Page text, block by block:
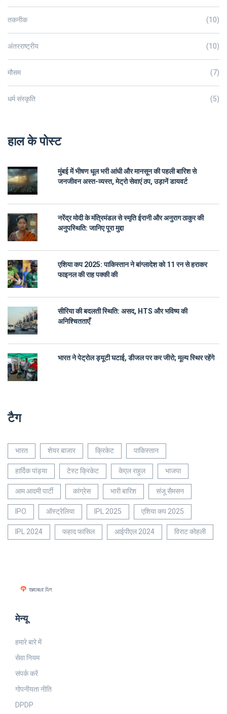
तकनीक (10)
अंतरराष्ट्रीय (10)
मौसम (7)
धर्म संस्कृति (5)
हाल के पोस्ट
मुंबई में भीषण धूल भरी आंधी और मानसून की पहली बारिश से
जनजीवन अस्त-व्यस्त, मेट्रो सेवाएं ठप, उड़ानें डायवर्ट
नरेंद्र मोदी के मंत्रिमंडल से स्मृति ईरानी और अनुराग ठाकुर की
अनुपस्थिति: जानिए पूरा मुद्दा
एशिया कप 2025: पाकिस्तान ने बांग्लादेश को 11 रन से हराकर
फाइनल की राह पक्की की
सीरिया की बदलती स्थिति: असद, HTS और भविष्य की
अनिश्चितताएँ
भारत ने पेट्रोल ड्यूटी घटाई, डीजल पर कर जीरो; मूल्य स्थिर रहेंगे
टैग
भारत शेयर बाजार क्रिकेट
पाकिस्तान
हार्दिक पांड्या
टेस्ट क्रिकेट केएल राहुल
भाजपा
आम आदमी पार्टी
कांग्रेस भारी बारिश
संजू सैमसन
IPO
ऑस्ट्रेलिया IPL 2025
एशिया कप 2025
IPL 2024
फहाद फासिल आईपीएल 2024 विराट कोहली
मेन्यू
हमारे बारे में
सेवा नियम
संपर्क करें
गोपनीयता नीति
DPDP